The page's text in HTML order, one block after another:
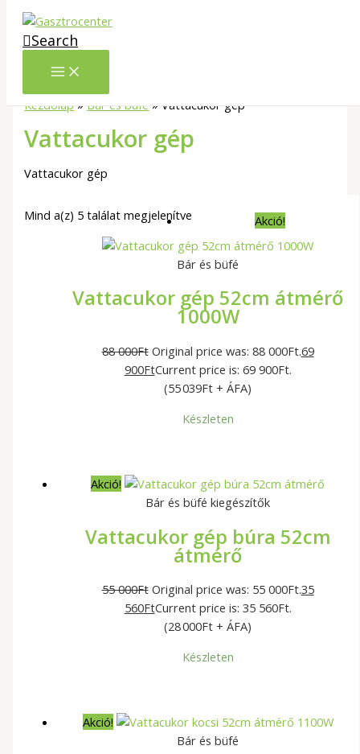
Skip to content
Search
Kezdőlap » Bár és büfé » Vattacukor gép
Vattacukor gép
Vattacukor gép
Mind a(z) 5 találat megjelenítve Akció!
Bár és büfé
Vattacukor gép 52cm átmérő
1000W
88 000Ft Original price was: 88 000Ft.69
900FtCurrent price is: 69 900Ft.
(55 039Ft + ÁFA)
Készleten
Akció!
Bár és büfé kiegészítők
Vattacukor gép búra 52cm
átmérő
55 000Ft Original price was: 55 000Ft.35
560FtCurrent price is: 35 560Ft.
(28 000Ft + ÁFA)
Készleten
Akció!
Bár és büfé